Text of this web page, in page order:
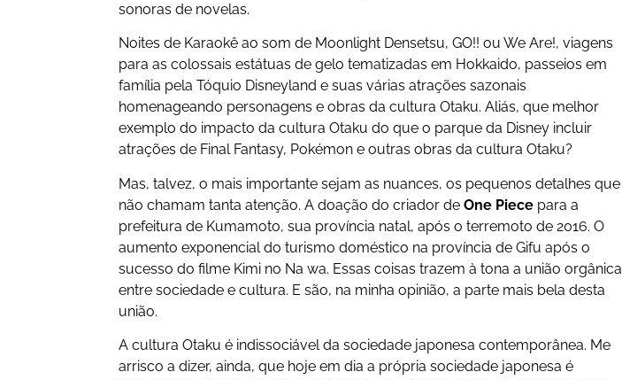
sonoras de novelas.
Noites de Karaokê ao som de Moonlight Densetsu, GO!! ou We Are!, viagens
para as colossais estátuas de gelo tematizadas em Hokkaido, passeios em
família pela Tóquio Disneyland e suas várias atrações sazonais
homenageando personagens e obras da cultura Otaku. Aliás, que melhor
exemplo do impacto da cultura Otaku do que o parque da Disney incluir
atrações de Final Fantasy, Pokémon e outras obras da cultura Otaku?
Mas, talvez, o mais importante sejam as nuances, os pequenos detalhes que
não chamam tanta atenção. A doação do criador deOne Piece para a
prefeitura de Kumamoto, sua província natal, após o terremoto de 2016. O
aumento exponencial do turismo doméstico na província de Gifu após o
sucesso do filme Kimi no Na wa. Essas coisas trazem à tona a união orgânica
entre sociedade e cultura. E são, na minha opinião, a parte mais bela desta
união.
A cultura Otaku é indissociável da sociedade japonesa contemporânea. Me
arrisco a dizer, ainda, que hoje em dia a própria sociedade japonesa é